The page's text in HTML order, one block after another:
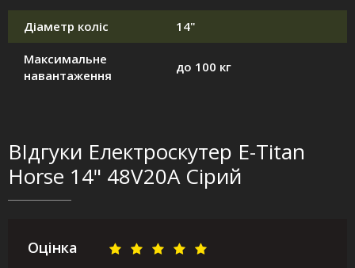
Діаметр коліс 14"
Максимальне
навантаження
до 100 кг
ВІдгуки Електроскутер E-Titan
Horse 14" 48V20A Сірий
Оцінка